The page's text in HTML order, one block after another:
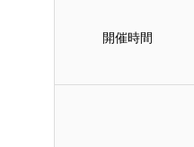
開催時間